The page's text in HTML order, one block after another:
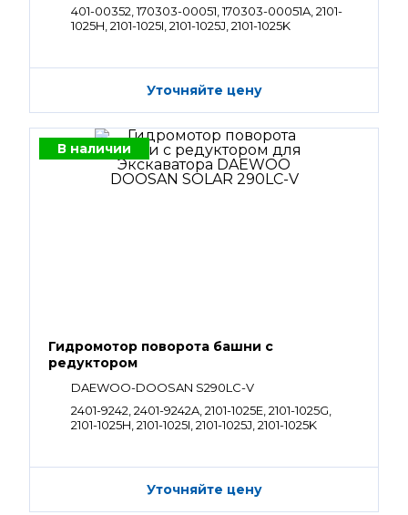
401-00352, 170303-00051, 170303-00051A, 2101-
1025H, 2101-1025I, 2101-1025J, 2101-1025K
Уточняйте цену
В наличии
Гидромотор поворота башни с
редуктором
DAEWOO-DOOSAN S290LC-V
2401-9242, 2401-9242A, 2101-1025E, 2101-1025G,
2101-1025H, 2101-1025I, 2101-1025J, 2101-1025K
Уточняйте цену